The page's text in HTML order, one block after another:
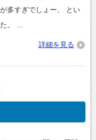
多すぎでしょー、 とい
。 …
詳細を見る